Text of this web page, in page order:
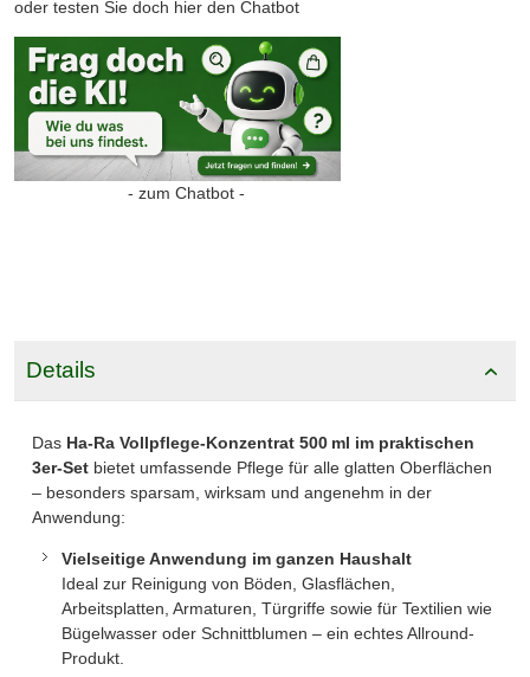
oder testen Sie doch hier den Chatbot
- zum Chatbot -
Details
Das Ha‑Ra Vollpflege-Konzentrat 500 ml im praktischen
3er-Set bietet umfassende Pflege für alle glatten Oberflächen
– besonders sparsam, wirksam und angenehm in der
Anwendung:
Vielseitige Anwendung im ganzen Haushalt
Ideal zur Reinigung von Böden, Glasflächen,
Arbeitsplatten, Armaturen, Türgriffe sowie für Textilien wie
Bügelwasser oder Schnittblumen – ein echtes Allround-
Produkt.